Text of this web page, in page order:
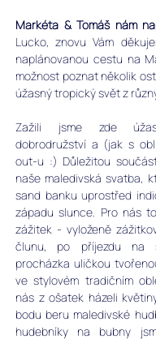
Markéta & Tomáš nám
Lucko, znovu Vám
naplánovanou cestu na
možnost poznat několik
úžasný tropický svět z
Zažili jsme zde
dobrodružství a (jak s
out-u :) Důležitou
naše maledivská svatba,
sand banku uprostřed
západu slunce. Pro nás
zážitek - vyloženě
člunu, po příjezdu na
procházka uličkou
ve stylovém tradičním
nás z ošatek házeli
bodu beru maledivské
hudebníky na bubny